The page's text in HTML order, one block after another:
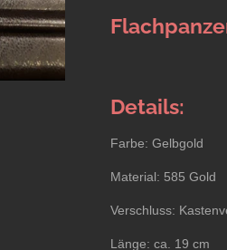
Details:
Farbe: Gelbgold
Material: 585 Gold
Verschluss:
Länge: ca. 19 cm